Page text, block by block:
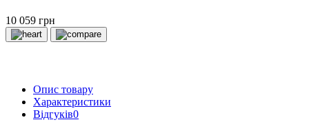
10 059 грн
Опис товару
Характеристики
Відгуків0